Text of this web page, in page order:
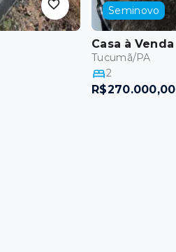
Seminovo
Casa à Venda
Tucumã/PA
2
R$270.000,00